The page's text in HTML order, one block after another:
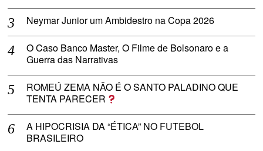
Neymar Junior um Ambidestro na Copa 2026
O Caso Banco Master, O Filme de Bolsonaro e a
Guerra das Narrativas
ROMEÚ ZEMA NÃO É O SANTO PALADINO QUE
TENTA PARECER
A HIPOCRISIA DA “ÉTICA” NO FUTEBOL
BRASILEIRO